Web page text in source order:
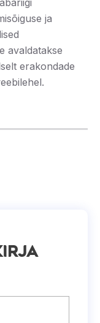
ja
avaldatakse
erakondade